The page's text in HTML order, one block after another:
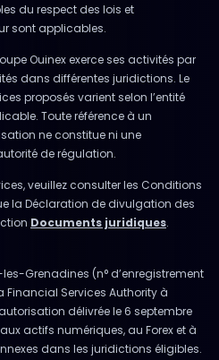
du respect des lois et
sont applicables.
Ouinex exerce ses activités par
dans différentes juridictions. Le
proposés varient selon l’entité
Toute référence à un
ne constitue ni une
de régulation.
veuillez consulter les Conditions
la Déclaration de divulgation des
Documents juridiques.
Grenadines (n° d’enregistrement
Financial Services Authority à
délivrée le 6 septembre
actifs numériques, au Forex et à
dans les juridictions éligibles.